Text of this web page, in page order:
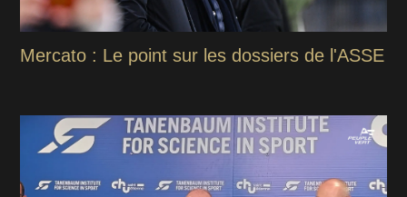
Mercato : Le point sur les dossiers de l'ASSE